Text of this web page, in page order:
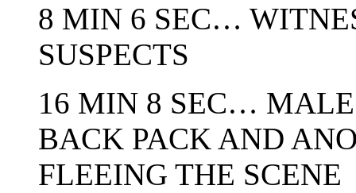
8 MIN 6 SEC…
SUSPECTS
16 MIN 8 SEC… MALE
BACK PACK AND
FLEEING THE SCENE